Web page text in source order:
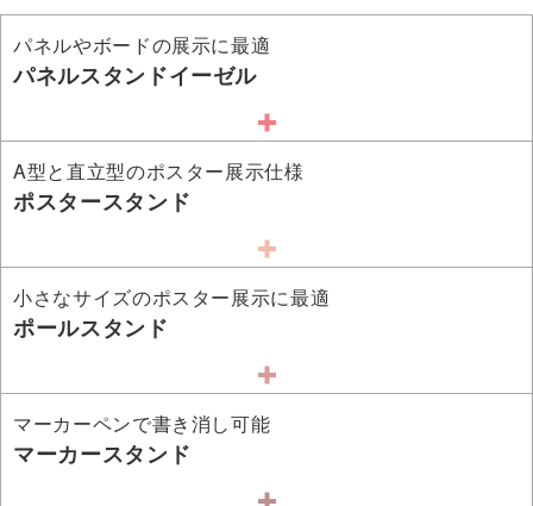
パネルやボードの展示に最適
パネルスタンドイーゼル
A型と直立型のポスター展示仕様
ポスタースタンド
小さなサイズのポスター展示に最適
ポールスタンド
マーカーペンで書き消し可能
マーカースタンド